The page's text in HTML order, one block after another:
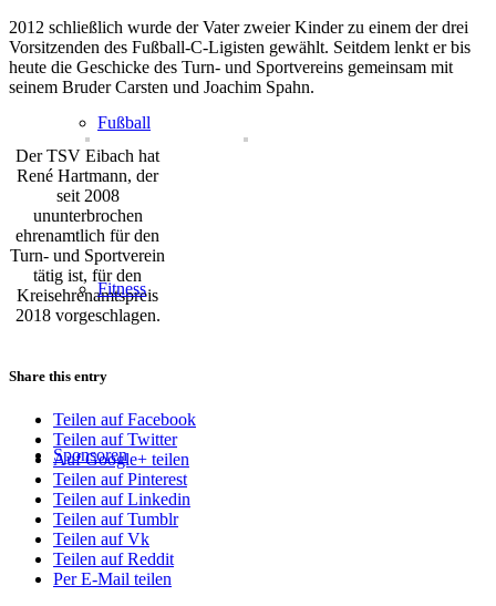
Fußball
Fitness
Sponsoren
2012 schließlich wurde der Vater zweier Kinder zu einem der drei
Vorsitzenden des Fußball-C-Ligisten gewählt. Seitdem lenkt er bis
heute die Geschicke des Turn- und Sportvereins gemeinsam mit
seinem Bruder Carsten und Joachim Spahn.
Der TSV Eibach hat
René Hartmann, der
seit 2008
ununterbrochen
ehrenamtlich für den
Turn- und Sportverein
tätig ist, für den
Kreisehrenamtspreis
2018 vorgeschlagen.
Share this entry
Teilen auf Facebook
Teilen auf Twitter
Auf Google+ teilen
Teilen auf Pinterest
Teilen auf Linkedin
Teilen auf Tumblr
Teilen auf Vk
Teilen auf Reddit
Per E-Mail teilen